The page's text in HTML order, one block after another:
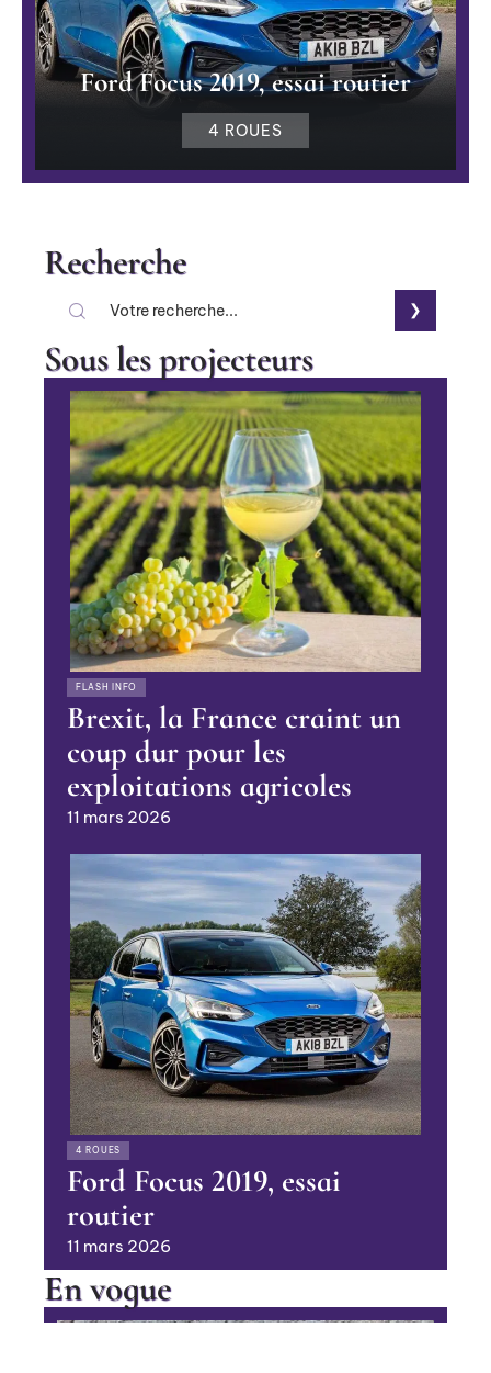
Ford Focus 2019, essai routier
4 ROUES
Recherche
Sous les projecteurs
FLASH INFO
Brexit, la France craint un
coup dur pour les
exploitations agricoles
11 mars 2026
4 ROUES
Ford Focus 2019, essai
routier
11 mars 2026
En vogue